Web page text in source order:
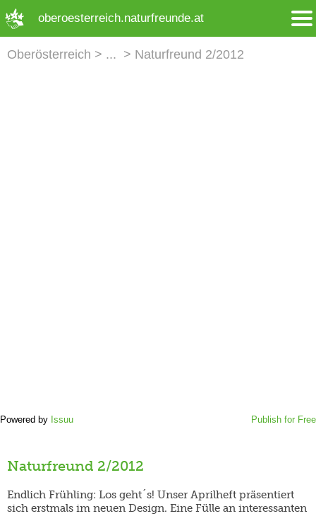
oberoesterreich.naturfreunde.at
Oberösterreich Naturfreund 2/2012
Powered by Issuu Publish for Free
Naturfreund 2/2012
Endlich Frühling: Los geht´s! Unser Aprilheft präsentiert
sich erstmals im neuen Design. Eine Fülle an interessanten